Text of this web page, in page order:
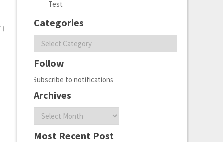
Test
Categories
Categories
Follow
Subscribe to notifications
Archives
Archives
Most Recent Post